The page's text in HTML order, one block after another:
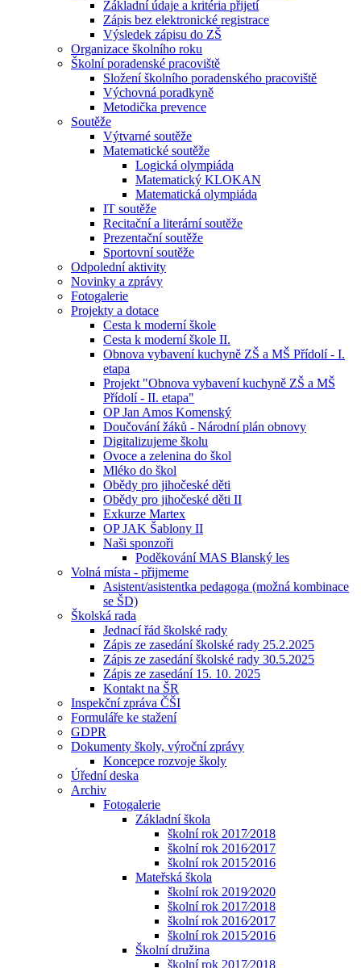
Základní údaje a kritéria přijetí
Zápis bez elektronické registrace
Výsledek zápisu do ZŠ
Organizace školního roku
Školní poradenské pracoviště
Složení školního poradenského pracoviště
Výchovná poradkyně
Metodička prevence
Soutěže
Výtvarné soutěže
Matematické soutěže
Logická olympiáda
Matematický KLOKAN
Matematická olympiáda
IT soutěže
Recitační a literární soutěže
Prezentační soutěže
Sportovní soutěže
Odpolední aktivity
Novinky a zprávy
Fotogalerie
Projekty a dotace
Cesta k moderní škole
Cesta k moderní škole II.
Obnova vybavení kuchyně ZŠ a MŠ Přídolí - I.
etapa
Projekt "Obnova vybavení kuchyně ZŠ a MŠ
Přídolí - II. etapa"
OP Jan Amos Komenský
Doučování žáků - Národní plán obnovy
Digitalizujeme školu
Ovoce a zelenina do škol
Mléko do škol
Obědy pro jihočeské děti
Obědy pro jihočeské děti II
Exkurze Martex
OP JAK Šablony II
Naši sponzoři
Poděkování MAS Blanský les
Volná místa - přijmeme
Asistent/asistentka pedagoga (možná kombinace
se ŠD)
Školská rada
Jednací řád školské rady
Zápis ze zasedání školské rady 25.2.2025
Zápis ze zasedání školské rady 30.5.2025
Zápis ze zasedání 15. 10. 2025
Kontakt na ŠR
Inspekční zpráva ČŠI
Formuláře ke stažení
GDPR
Dokumenty školy, výroční zprávy
Koncepce rozvoje školy
Úřední deska
Archiv
Fotogalerie
Základní škola
školní rok 2017⁄2018
školní rok 2016⁄2017
školní rok 2015⁄2016
Mateřská škola
školní rok 2019⁄2020
školní rok 2017⁄2018
školní rok 2016⁄2017
školní rok 2015⁄2016
Školní družina
školní rok 2017⁄2018